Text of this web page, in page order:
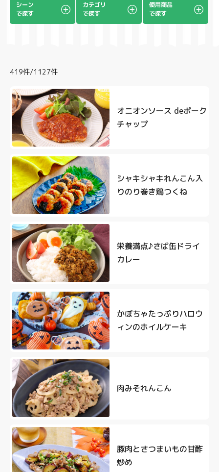
シーン
で探す
カテゴリ
で探す
使用商品
で探す
419件/1127件
オニオンソース deポーク
チャップ
シャキシャキれんこん入
りのり巻き鶏つくね
栄養満点♪さば缶ドライ
カレー
かぼちゃたっぷりハロウ
ィンのホイルケーキ
肉みそれんこん
豚肉とさつまいもの甘酢
炒め